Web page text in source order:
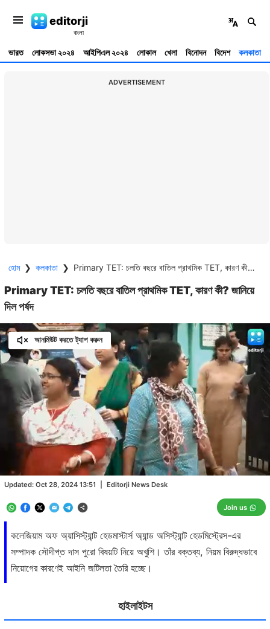
editorji
ভারত লোকসভা ২০২৪ আইপিএল ২০২৪ লোকাল খেলা বিনোদন বিদেশ কলকাতা
ADVERTISEMENT
হোম ❯ কলকাতা ❯ Primary TET: চলতি বছরে বাতিল প্রাথমিক TET, কারণ কী? জানিয়ে দিল পর্ষদ
Primary TET: চলতি বছরে বাতিল প্রাথমিক TET, কারণ কী? জানিয়ে
দিল পর্ষদ
কলেজিয়াম অফ অ্য়াসিস্ট্যান্ট হেডমাস্টার্স অ্যান্ড অসিস্ট্যান্ট হেডমিস্ট্রেস-এর
সম্পাদক সৌদীপ্ত দাস পুরো বিষয়টি নিয়ে অখুশি। তাঁর বক্তব্য, নিয়ম বিরুদ্ধভাবে
নিয়োগের কারণেই আইনি জটিলতা তৈরি হচ্ছে।
Updated: Oct 28, 2024 13:51 Editorji News Desk
Join us
আনমিউট করতে ট্যাপ করুন
Unmute
হাইলাইটস